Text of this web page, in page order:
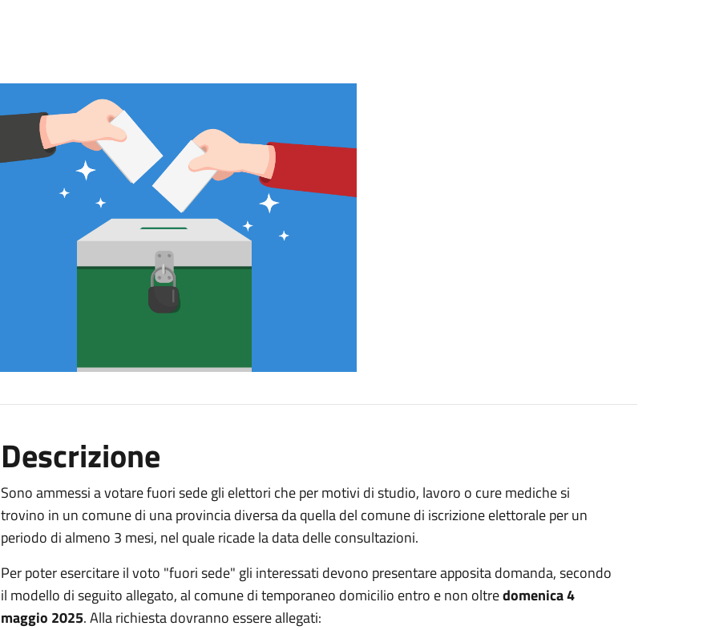
Descrizione
Sono ammessi a votare fuori sede gli elettori che per motivi di studio, lavoro o cure mediche si
trovino in un comune di una provincia diversa da quella del comune di iscrizione elettorale per un
periodo di almeno 3 mesi, nel quale ricade la data delle consultazioni.
Per poter esercitare il voto "fuori sede" gli interessati devono presentare apposita domanda, secondo
il modello di seguito allegato, al comune di temporaneo domicilio entro e non oltredomenica 4
maggio 2025. Alla richiesta dovranno essere allegati: